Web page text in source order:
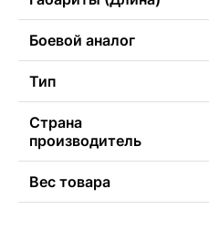
Боевой аналог
Тип
Страна
производитель
Вес товара